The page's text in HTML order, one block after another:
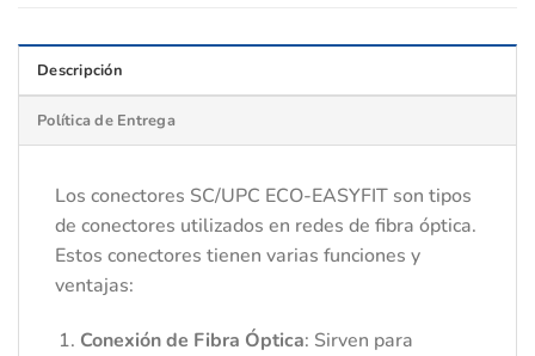
Descripción
Política de Entrega
Los conectores SC/UPC ECO-EASYFIT son tipos
de conectores utilizados en redes de fibra óptica.
Estos conectores tienen varias funciones y
ventajas:
Conexión de Fibra Óptica: Sirven para